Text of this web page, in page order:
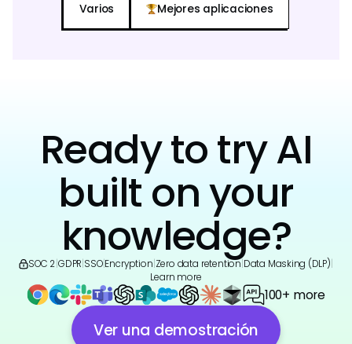
Varios Mejores aplicaciones
Ready to try AI
built on your
knowledge?
SOC 2|GDPR|SSO|Encryption|Zero data retention|Data Masking (DLP)|
Learn more
100+ more
Ver una demostración